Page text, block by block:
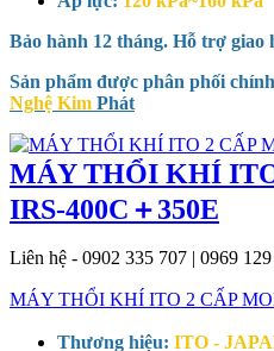
Bảo hành 12 tháng. Hỗ trợ giao
Sản phẩm được phân phối
Nghệ Kim Phát
MÁY THỔI KHÍ
IRS-400C＋350E
Liên hệ - 0902 335 707 | 0969
MÁY THỔI KHÍ ITO 2 CẤP
Thương hiệu: ITO -